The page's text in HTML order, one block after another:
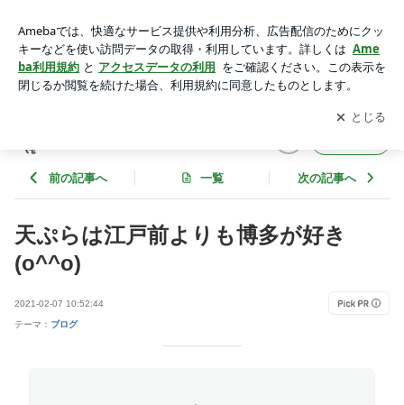
Y！
アプリをダウンロードして ブログの更新通知
を受け取りまし
ょう。
開く
前の記事へ 一覧 次の記事へ
天ぷらは江戸前よりも博多が好き
(o^^o)
2021-02-07 10:52:44
テーマ： ブログ